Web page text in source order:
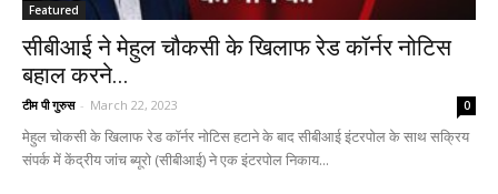
Featured
सीबीआई ने मेहुल चौकसी के खिलाफ रेड कॉर्नर नोटिस
बहाल करने...
टीम पी गुरुस - March 22, 2023 0
मेहुल चोकसी के खिलाफ रेड कॉर्नर नोटिस हटाने के बाद सीबीआई इंटरपोल के साथ सक्रिय
संपर्क में केंद्रीय जांच ब्यूरो (सीबीआई) ने एक इंटरपोल निकाय...